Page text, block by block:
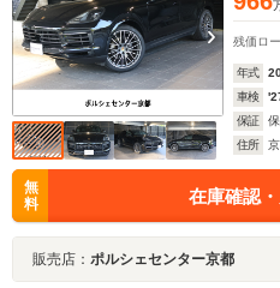
残価ロ
年式
車検
保証
住所
無
料
在庫確認
販売店： ポルシェセンター京都